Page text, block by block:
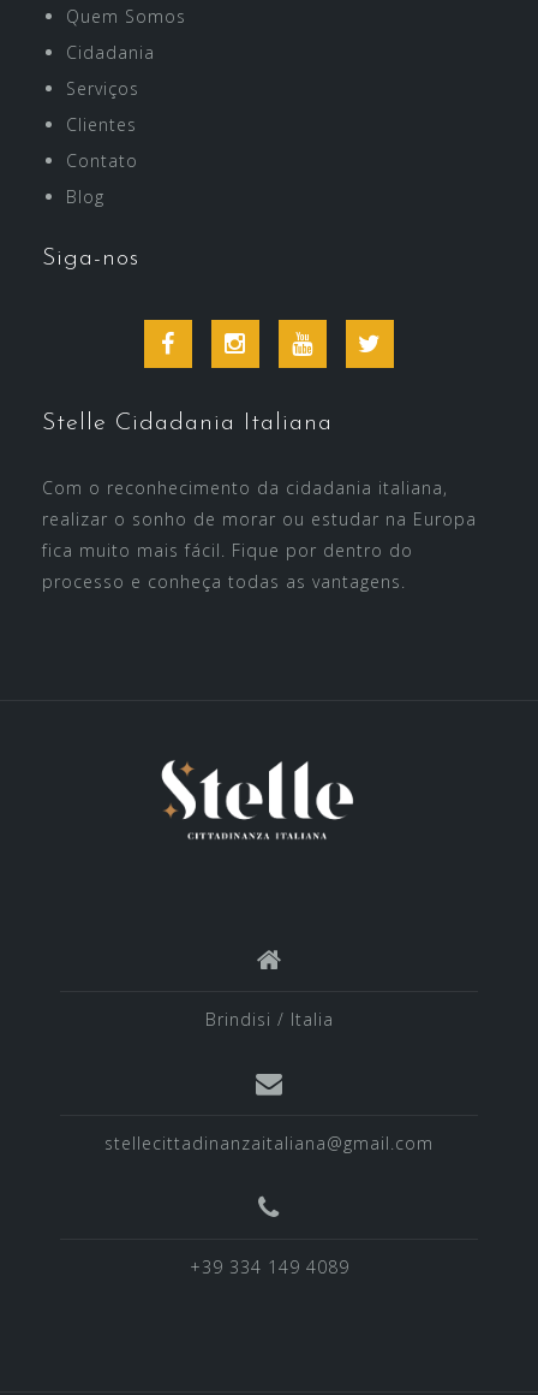
Quem Somos
Cidadania
Serviços
Clientes
Contato
Blog
Siga-nos
Facebook InstagramYoutube
Stelle Cidadania Italiana
Com o reconhecimento da cidadania italiana,
realizar o sonho de morar ou estudar na Europa
fica muito mais fácil. Fique por dentro do
processo e conheça todas as vantagens.
Brindisi / Italia
stellecittadinanzaitaliana@gmail.com
+39 334 149 4089